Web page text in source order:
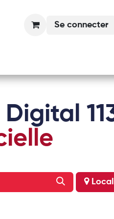
Se connecter